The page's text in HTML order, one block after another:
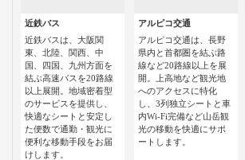
近鉄バス
近鉄バスは、大阪関
東、北陸、関西、中
国、四国、九州方面を
結ぶ高速バスを20路線
以上展開。地域密着型
のサービスを提供し、
快適なシートと安定し
た便数で通勤・観光に
便利な移動手段をお届
けします。
アルピコ交通
アルピコ交通は、長野
県内と首都圏を結ぶ路
線など20路線以上を展
開。上高地など観光地
へのアクセスに特化
し、3列独立シートと車
内Wi-Fi完備など山岳観
光の移動を快適にサポ
ートします。